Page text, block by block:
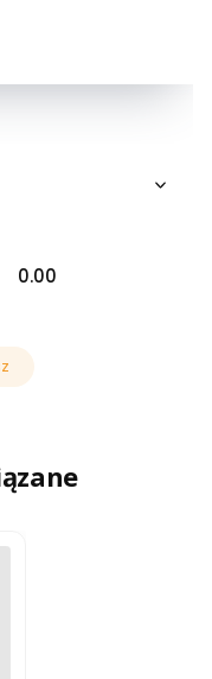
0.00